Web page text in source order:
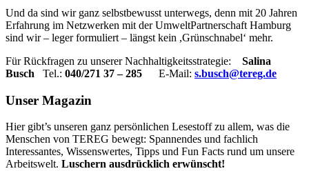
Und da sind wir ganz selbstbewusst unterwegs, denn mit 20 Jahren
Erfahrung im Netzwerken mit der UmweltPartnerschaft Hamburg
sind wir – leger formuliert – längst kein ,Grünschnabel‘ mehr.
Für Rückfragen zu unserer Nachhaltigkeitsstrategie: Salina
Busch
Tel.: 040/271 37 – 285 E-Mail: s.busch@tereg.de
Unser Magazin
Hier gibt’s unseren ganz persönlichen Lesestoff zu allem, was die
Menschen von TEREG bewegt: Spannendes und fachlich
Interessantes, Wissenswertes, Tipps und Fun Facts rund um unsere
Arbeitswelt. Luschern ausdrücklich erwünscht!